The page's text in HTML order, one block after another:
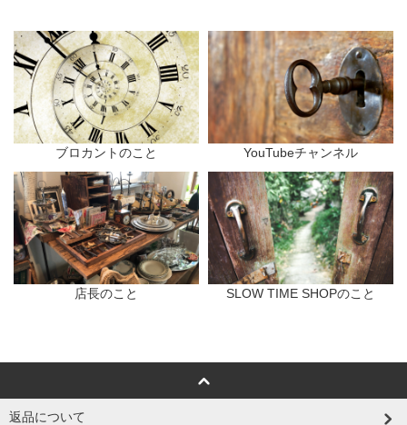
ブロカントのこと YouTubeチャンネル
店長のこと SLOW TIME SHOPのこと
返品について